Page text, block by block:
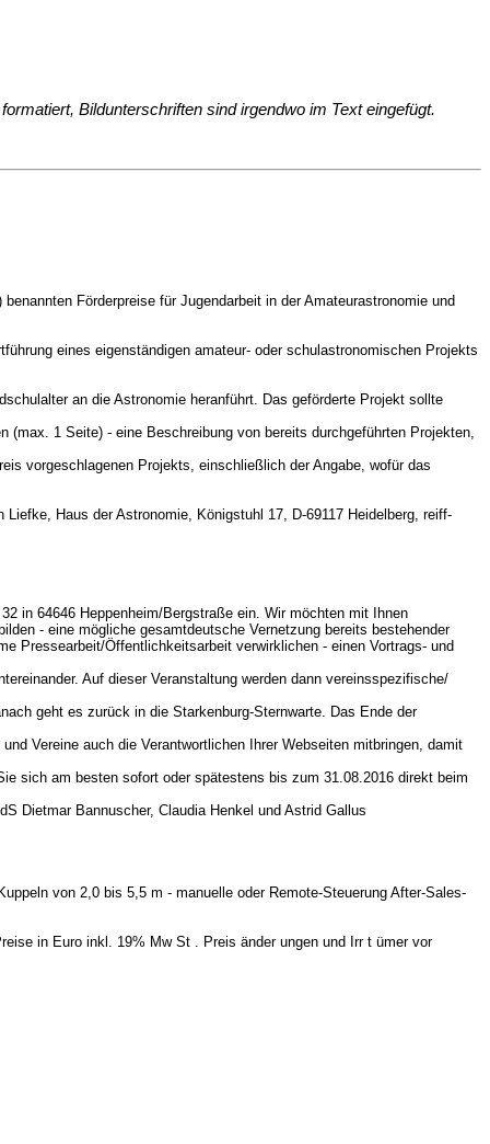
Bildunterschriften sind irgendwo im Text eingefügt.
Förderpreise für Jugendarbeit in der Amateurastronomie und
eines eigenständigen amateur- oder schulastronomischen Projekts
an die Astronomie heranführt. Das geförderte Projekt sollte
(max. 1 Seite) - eine Beschreibung von bereits durchgeführten Projekten,
vorgeschlagenen Projekts, einschließlich der Angabe, wofür das
Haus der Astronomie, Königstuhl 17, D-69117 Heidelberg, reiff-
in 64646 Heppenheim/Bergstraße ein. Wir möchten mit Ihnen
- eine mögliche gesamtdeutsche Vernetzung bereits bestehender
Pressearbeit/Öffentlichkeitsarbeit verwirklichen - einen Vortrags- und
Auf dieser Veranstaltung werden dann vereinsspezifische/
geht es zurück in die Starkenburg-Sternwarte. Das Ende der
Vereine auch die Verantwortlichen Ihrer Webseiten mitbringen, damit
sich am besten sofort oder spätestens bis zum 31.08.2016 direkt beim
Dietmar Bannuscher, Claudia Henkel und Astrid Gallus
von 2,0 bis 5,5 m - manuelle oder Remote-Steuerung After-Sales-
in Euro inkl. 19% Mw St . Preis änder ungen und Irr t ümer vor